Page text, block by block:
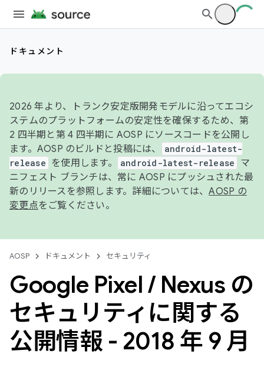
ドキュメント
2026 年より、トランク安定版開発モデルに沿ってエコシ
ステムのプラットフォームの安定性を確保するため、第
2 四半期と第 4 四半期に AOSP にソースコードを公開し
ます。AOSP のビルドと投稿には、
android-latest-
release
を使用します。 android-latest-release
マ
ニフェスト ブランチは、常に AOSP にプッシュされた最
新のリリースを参照します。詳細については、AOSP の
変更点をご覧ください。
AOSP ドキュメント セキュリティ
Google Pixel /Nexus の
セキュリティに関する
公開情報 - 2018 年 9 月